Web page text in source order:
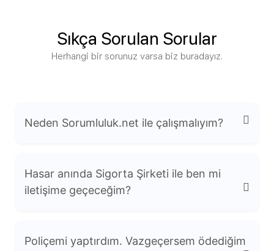
Sıkça Sorulan Sorular
Herhangi bir sorunuz varsa biz buradayız.
Neden Sorumluluk.net ile çalışmalıyım?
konusunda derinlemesine bilgiye sahibiz.
Hasar anında Sigorta Şirketi ile ben mi
iletişime geçeceğim?
Poliçemi yaptırdım. Vazgeçersem ödediğim